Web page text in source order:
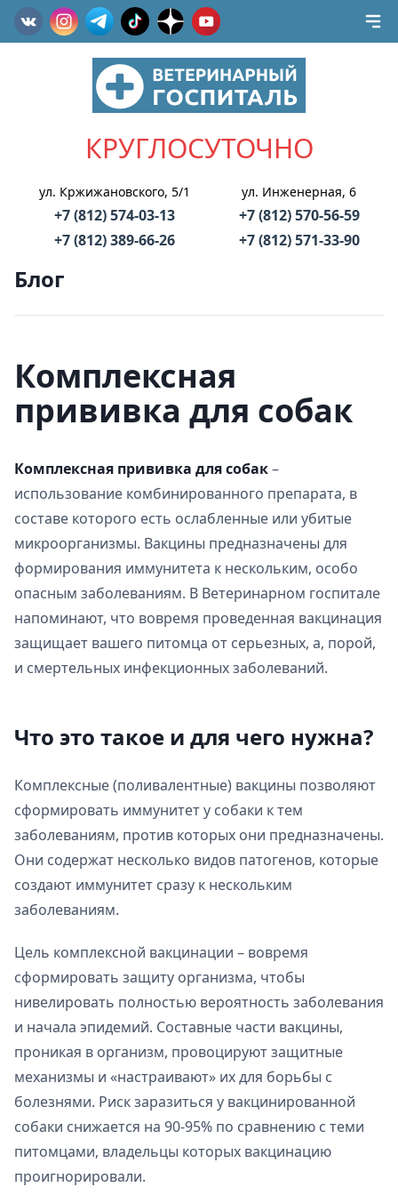
КРУГЛОСУТОЧНО
ул. Кржижановского, 5/1
+7 (812) 574-03-13
+7 (812) 389-66-26
ул. Инженерная, 6
+7 (812) 570-56-59
+7 (812) 571-33-90
Блог
Комплексная
прививка для собак
Комплексная прививка для собак–
использование комбинированного препарата, в
составе которого есть ослабленные или убитые
микроорганизмы. Вакцины предназначены для
формирования иммунитета к нескольким, особо
опасным заболеваниям. В Ветеринарном госпитале
напоминают, что вовремя проведенная вакцинация
защищает вашего питомца от серьезных, а, порой,
и смертельных инфекционных заболеваний.
Что это такое и для чего нужна?
Комплексные (поливалентные) вакцины позволяют
сформировать иммунитет у собаки к тем
заболеваниям, против которых они предназначены.
Они содержат несколько видов патогенов, которые
создают иммунитет сразу к нескольким
заболеваниям.
Цель комплексной вакцинации – вовремя
сформировать защиту организма, чтобы
нивелировать полностью вероятность заболевания
и начала эпидемий. Составные части вакцины,
проникая в организм, провоцируют защитные
механизмы и «настраивают» их для борьбы с
болезнями. Риск заразиться у вакцинированной
собаки снижается на 90-95% по сравнению с теми
питомцами, владельцы которых вакцинацию
проигнорировали.